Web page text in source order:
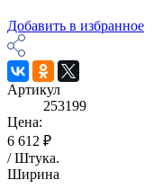
Добавить в избранное
Артикул
253199
Цена:
6 612 ₽
/Штука.
Ширина